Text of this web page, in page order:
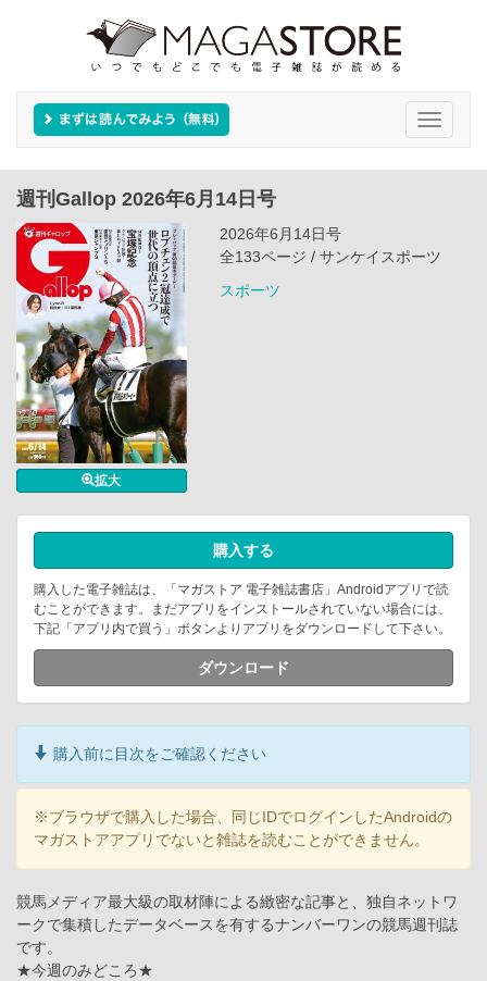
Toggle
週刊Gallop 2026年6月14日号
拡大
2026年6月14日号
全133ページ / サンケイスポーツ
スポーツ
購入する
購入した電子雑誌は、「マガストア 電子雑誌書店」Androidアプリで読
むことができます。まだアプリをインストールされていない場合には、
下記「アプリ内で買う」ボタンよりアプリをダウンロードして下さい。
ダウンロード
購入前に目次をご確認ください
※ブラウザで購入した場合、同じIDでログインしたAndroidの
マガストアアプリでないと雑誌を読むことができません。
競馬メディア最大級の取材陣による緻密な記事と、独自ネットワ
ークで集積したデータベースを有するナンバーワンの競馬週刊誌
です。
★今週のみどころ★